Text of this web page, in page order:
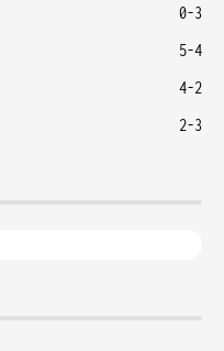
0-3
5-4
4-2
2-3